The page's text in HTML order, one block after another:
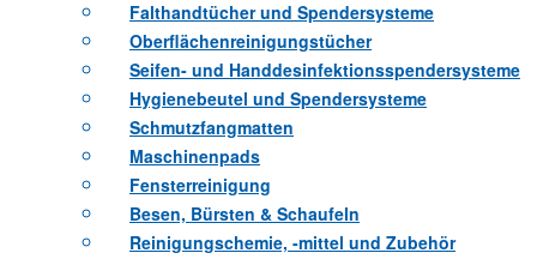
Falthandtücher und Spendersysteme
Oberflächenreinigungstücher
Seifen- und Handdesinfektionsspendersysteme
Hygienebeutel und Spendersysteme
Schmutzfangmatten
Maschinenpads
Fensterreinigung
Besen, Bürsten & Schaufeln
Reinigungschemie, -mittel und Zubehör